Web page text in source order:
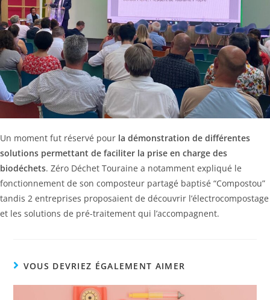
Un moment fut réservé pour la démonstration de différentes
solutions permettant de faciliter la prise en charge des
biodéchets. Zéro Déchet Touraine a notamment expliqué le
fonctionnement de son composteur partagé baptisé “Compostou”
tandis 2 entreprises proposaient de découvrir l’électrocompostage
et les solutions de pré-traitement qui l’accompagnent.
VOUS DEVRIEZ ÉGALEMENT AIMER